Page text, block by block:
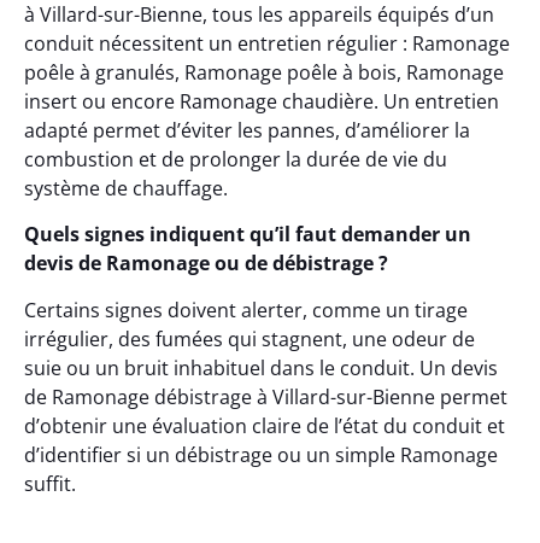
à Villard-sur-Bienne, tous les appareils équipés d’un
conduit nécessitent un entretien régulier : Ramonage
poêle à granulés, Ramonage poêle à bois, Ramonage
insert ou encore Ramonage chaudière. Un entretien
adapté permet d’éviter les pannes, d’améliorer la
combustion et de prolonger la durée de vie du
système de chauffage.
Quels signes indiquent qu’il faut demander un
devis de Ramonage ou de débistrage ?
Certains signes doivent alerter, comme un tirage
irrégulier, des fumées qui stagnent, une odeur de
suie ou un bruit inhabituel dans le conduit. Un devis
de Ramonage débistrage à Villard-sur-Bienne permet
d’obtenir une évaluation claire de l’état du conduit et
d’identifier si un débistrage ou un simple Ramonage
suffit.